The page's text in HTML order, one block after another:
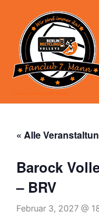
springen
« Alle
Barock
– BRV
Februar 3, 2027 @